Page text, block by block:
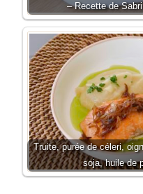
– Recette de
Truite, purée de céleri,
soja, huile de